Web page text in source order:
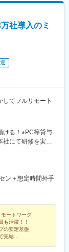
社導入のミ
してフルリモート
る！※PC等貸与
社にて研修を実施
【本
ツインビル東館
上線 「五反田駅」
田駅」より徒歩
ン＋想定時間外手
ートワーク
も活躍！！
の安定基盤
完結